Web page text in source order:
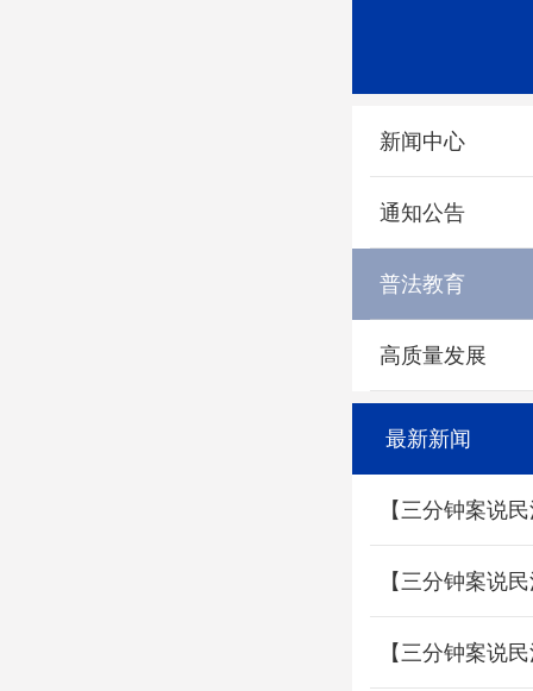
新闻中心
通知公告
普法教育
高质量发展
最新新闻